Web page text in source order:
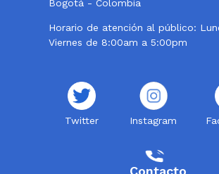
Bogotá - Colombia
Horario de atención al público:
Viernes de 8:00am a 5:00pm
Twitter Instagram